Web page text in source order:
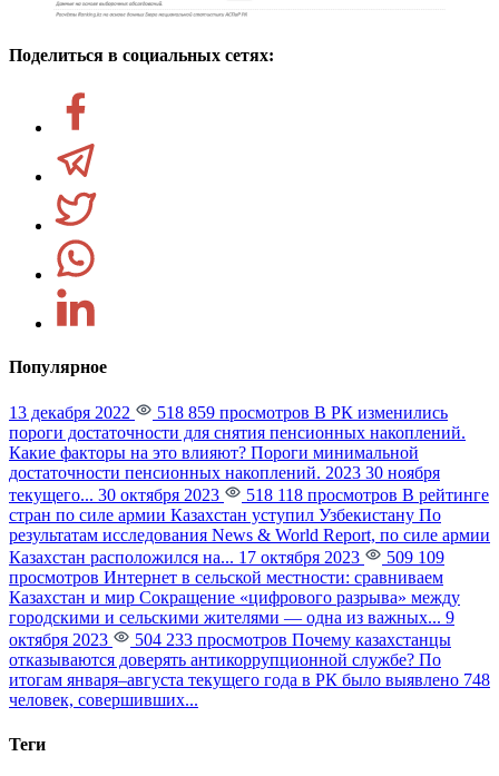
Поделиться в социальных сетях:
Популярное
13 декабря 2022 518 859 просмотров В РК изменились
пороги достаточности для снятия пенсионных накоплений.
Какие факторы на это влияют? Пороги минимальной
достаточности пенсионных накоплений. 2023 30 ноября
текущего... 30 октября 2023 518 118 просмотров В рейтинге
стран по силе армии Казахстан уступил Узбекистану По
результатам исследования News & World Report, по силе армии
Казахстан расположился на... 17 октября 2023
509 109
просмотров Интернет в сельской местности: сравниваем
Казахстан и мир Сокращение «цифрового разрыва» между
городскими и сельскими жителями — одна из важных... 9
октября 2023
504 233 просмотров Почему казахстанцы
отказываются доверять антикоррупционной службе? По
итогам января–августа текущего года в РК было выявлено 748
человек, совершивших...
Теги